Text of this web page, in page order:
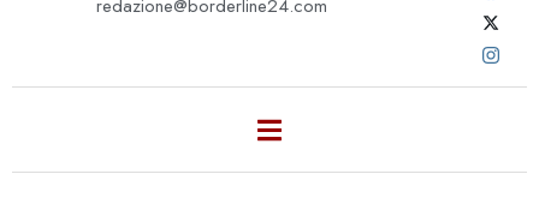
redazione@borderline24.com